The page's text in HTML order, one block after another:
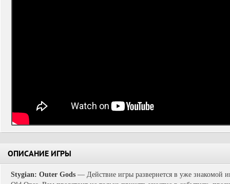
ОПИСАНИЕ ИГРЫ
Stygian: Outer Gods — Действие игры развернется в уже знакомой